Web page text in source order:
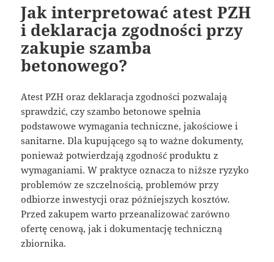
Jak interpretować atest PZH
i deklaracja zgodności przy
zakupie szamba
betonowego?
Atest PZH oraz deklaracja zgodności pozwalają
sprawdzić, czy szambo betonowe spełnia
podstawowe wymagania techniczne, jakościowe i
sanitarne. Dla kupującego są to ważne dokumenty,
ponieważ potwierdzają zgodność produktu z
wymaganiami. W praktyce oznacza to niższe ryzyko
problemów ze szczelnością, problemów przy
odbiorze inwestycji oraz późniejszych kosztów.
Przed zakupem warto przeanalizować zarówno
ofertę cenową, jak i dokumentację techniczną
zbiornika.